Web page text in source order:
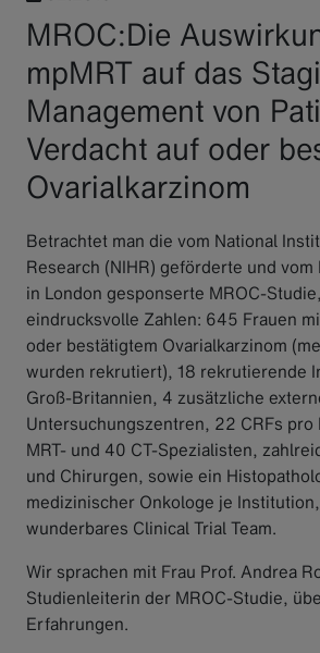
MROC:Die
mpMRT auf das
Management von
Verdacht auf oder
Ovarialkarzinom
Betrachtet man die vom National
Research (NIHR) geförderte und
in London gesponserte MROC-
eindrucksvolle Zahlen: 645 Frauen
oder bestätigtem Ovarialkarzinom
wurden rekrutiert), 18 rekrutierende
Groß-Britannien, 4 zusätzliche
Untersuchungszentren, 22 CRFs
MRT- und 40 CT-Spezialisten,
und Chirurgen, sowie ein
medizinischer Onkologe je
wunderbares Clinical Trial Team.
Wir sprachen mit Frau Prof. Andrea
Studienleiterin der MROC-Studie,
Erfahrungen.